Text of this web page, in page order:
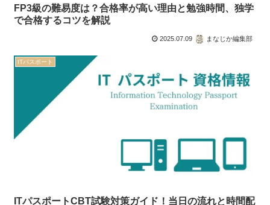
FP3級の難易度は？合格率が高い理由と勉強時間、独学
で合格するコツを解説
2025.07.09 まなじか編集部
ITパスポート
ITパスポートCBT試験対策ガイド！当日の流れと時間配